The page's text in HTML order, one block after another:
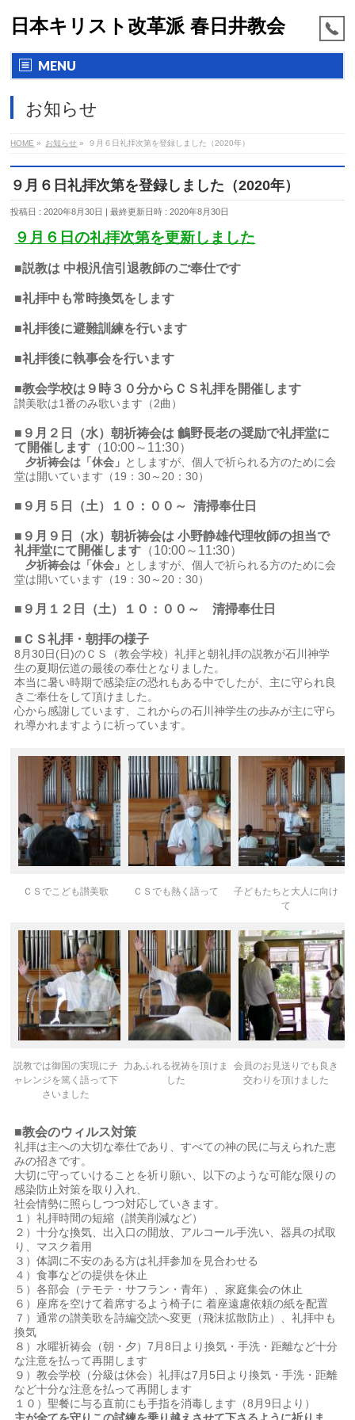
日本キリスト改革派 春日井教会
MENU
お知らせ
HOME » お知らせ » ９月６日礼拝次第を登録しました（2020年）
９月６日礼拝次第を登録しました（2020年）
投稿日 : 2020年8月30日 最終更新日時 : 2020年8月30日
９月６日の礼拝次第を更新しました
■説教は 中根汎信引退教師のご奉仕です
■礼拝中も常時換気をします
■礼拝後に避難訓練を行います
■礼拝後に執事会を行います
■教会学校は９時３０分からＣＳ礼拝を開催します
讃美歌は1番のみ歌います（2曲）
■９月２ 日（水）朝祈祷会は 鸙野長老の奨励で礼拝堂に
て開催します （10:00～11:30）
夕祈祷会は「休会」 としますが、個人で祈られる方のために会
堂は開いています（19：30～20：30）
■９月５日（土）１０：００～ 清掃奉仕日
■９月９ 日（水）朝祈祷会は 小野静雄代理牧師の担当で
礼拝堂にて開催します （10:00～11:30）
夕祈祷会は「休会」 としますが、個人で祈られる方のために会
堂は開いています（19：30～20：30）
■９月１２日（土）１０：００～ 清掃奉仕日
■ＣＳ礼拝・朝拝の様子
8月30日(日)のＣＳ（教会学校）礼拝と朝礼拝の説教が石川神学
生の夏期伝道の最後の奉仕となりました。
本当に暑い時期で感染症の恐れもある中でしたが、主に守られ良
きご奉仕をして頂けました。
心から感謝しています、これからの石川神学生の歩みが主に守ら
れ導かれますように祈っています。
ＣＳでこども讃美歌 ＣＳでも熱く語って
子どもたちと大人に向け
て
説教では御国の実現にチ
ャレンジを篤く語って下
さいました
力あふれる祝祷を頂けま
した
会員のお見送りでも良き
交わりを頂けました
■教会のウィルス対策
礼拝は主への大切な奉仕であり、すべての神の民に与えられた恵
みの招きです。
大切に守っていけることを祈り願い、以下のような可能な限りの
感染防止対策を取り入れ、
社会情勢に照らしつつ対応していきます。
１）礼拝時間の短縮（讃美削減など）
２）十分な換気、出入口の開放、アルコール手洗い、器具の拭取
り、マスク着用
３）体調に不安のある方は礼拝参加を見合わせる
４）食事などの提供を休止
５）各部会（テモテ・サフラン・青年）、家庭集会の休止
６）座席を空けて着席するよう椅子に 着座遠慮依頼の紙を配置
７）通常の讃美歌を詩編交読へ変更（飛沫拡散防止）、礼拝中も
換気
８）水曜祈祷会（朝・夕）7月8日より換気・手洗・距離など十分
な注意を払って再開します
９）教会学校（分級は休会）礼拝は7月5日より換気・手洗・距離
など十分な注意を払って再開します
１０）聖餐に与る直前にも手指を消毒します（8月9日より）